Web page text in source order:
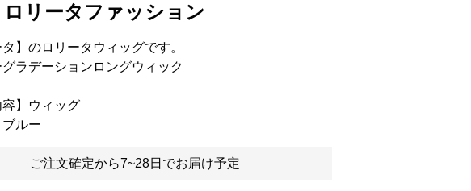
ロリータファッション
タ】のロリータウィッグです。
グラデーションロングウィック
容】ウィッグ
ブルー
ご注文確定から7~28日でお届け予定